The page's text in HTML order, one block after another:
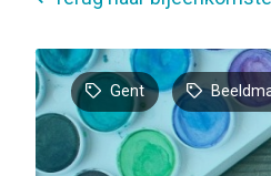
n
Gent